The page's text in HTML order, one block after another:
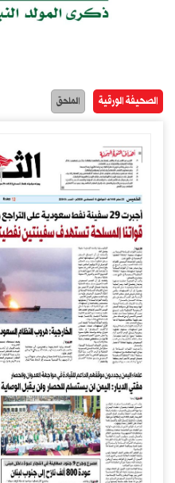
الصحيفة الورقية الملحق